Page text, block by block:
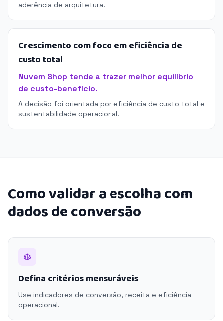
aderência de arquitetura.
Crescimento com foco em eficiência de
custo total
Nuvem Shop tende a trazer melhor equilíbrio
de custo-benefício.
A decisão foi orientada por eficiência de custo total e
sustentabilidade operacional.
Como validar a escolha com
dados de conversão
Defina critérios mensuráveis
Use indicadores de conversão, receita e eficiência
operacional.